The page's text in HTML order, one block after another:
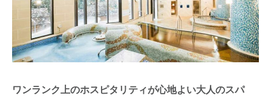
ワンランク上のホスピタリティが心地よい大人のスパ